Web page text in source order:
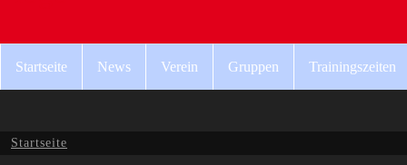
Startseite News Verein Gruppen Trainingszeiten
Startseite